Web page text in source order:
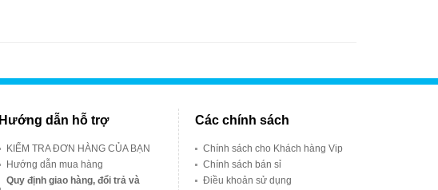
Hướng dẫn hỗ trợ
KIỂM TRA ĐƠN HÀNG CỦA BẠN
Hướng dẫn mua hàng
Quy định giao hàng, đổi trả và
Các chính sách
Chính sách cho Khách hàng Vip
Chính sách bán sỉ
Điều khoản sử dụng